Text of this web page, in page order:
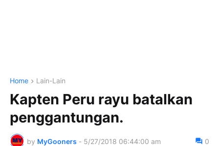
Home Lain-Lain
Kapten Peru rayu batalkan
penggantungan.
by MyGooners - 5/27/2018 06:44:00 am 0